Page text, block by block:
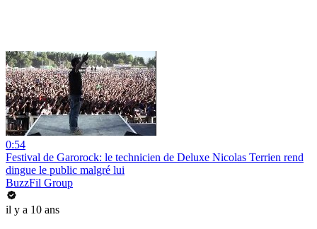
0:54
Festival de Garorock: le technicien de Deluxe Nicolas Terrien rend
dingue le public malgré lui
BuzzFil Group
il y a 10 ans